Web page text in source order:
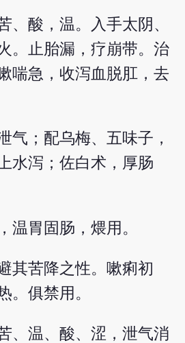
、酸，温。入手太阴、
。止胎漏，疗崩带。治
喘急，收泻血脱肛，去
气；配乌梅、五味子，
水泻；佐白术，厚肠
温胃固肠，煨用。
其苦降之性。嗽痢初
。俱禁用。
、温、酸、涩，泄气消